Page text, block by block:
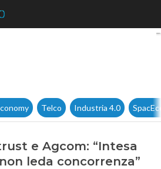
5G, Iliad a Antitrust e
Telco Industria 4.0
e Agcom: “Intesa
leda concorrenza”